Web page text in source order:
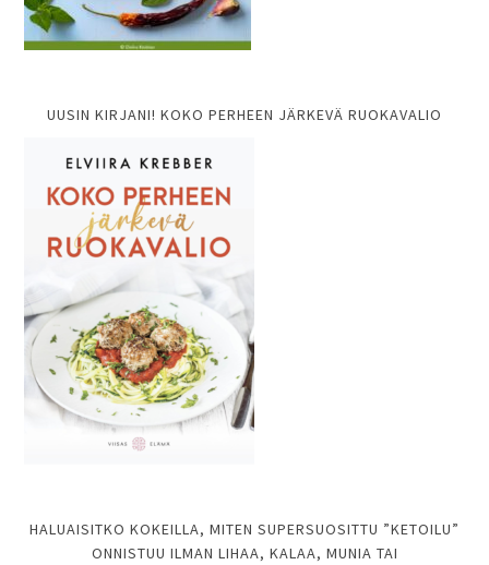
UUSIN KIRJANI! KOKO PERHEEN JÄRKEVÄ RUOKAVALIO
HALUAISITKO KOKEILLA, MITEN SUPERSUOSITTU ”KETOILU”
ONNISTUU ILMAN LIHAA, KALAA, MUNIA TAI